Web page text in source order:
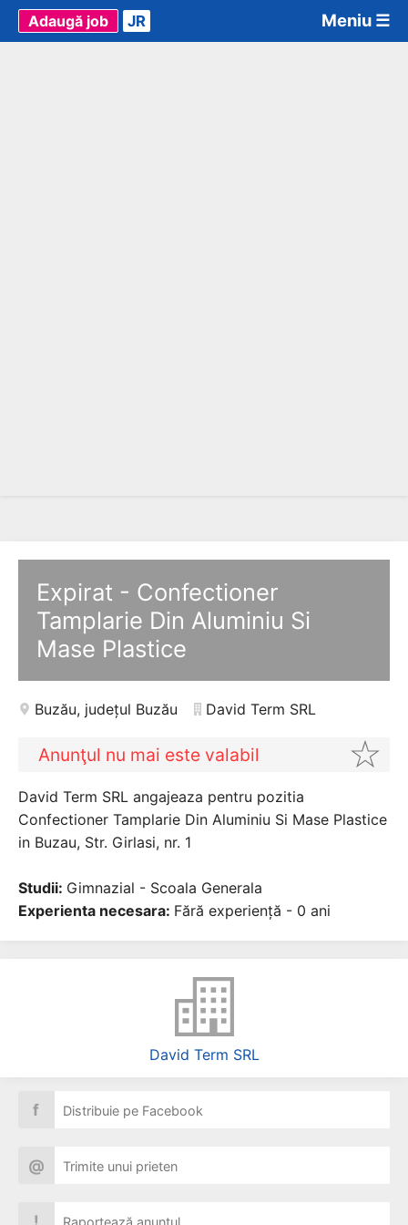
Meniu ☰
Adaugă job JR
Expirat - Confectioner
Tamplarie Din Aluminiu Si
Mase Plastice
Buzău, județul Buzău David Term SRL
Anunţul nu mai este valabil
David Term SRL angajeaza pentru pozitia
Confectioner Tamplarie Din Aluminiu Si Mase Plastice
in Buzau, Str. Girlasi, nr. 1
Studii: Gimnazial - Scoala Generala
Experienta necesara: Fără experiență - 0 ani
David Term SRL
f Distribuie pe Facebook
@ Trimite unui prieten
! Raportează anunțul